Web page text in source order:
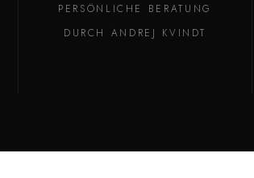
PERSÖNLICHE BERATUNG
DURCH ANDREJ KVINDT